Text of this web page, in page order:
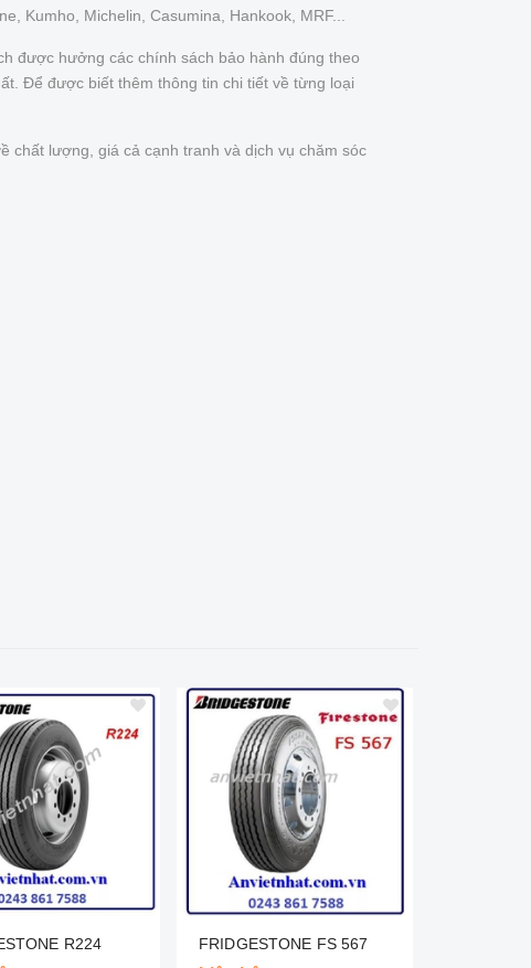
Kumho, Michelin, Casumina, Hankook, MRF...
được hưởng các chính sách bảo hành đúng theo
Để được biết thêm thông tin chi tiết về từng loại
chất lượng, giá cả cạnh tranh và dịch vụ chăm sóc
R224 FRIDGESTONE FS 567